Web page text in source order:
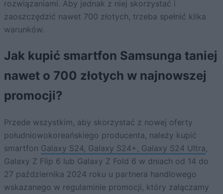
rozwiązaniami. Aby jednak z niej skorzystać i
zaoszczędzić nawet 700 złotych, trzeba spełnić kilka
warunków.
Jak kupić smartfon Samsunga taniej
nawet o 700 złotych w najnowszej
promocji?
Przede wszystkim, aby skorzystać z nowej oferty
południowokoreańskiego producenta, należy kupić
smartfon Galaxy S24, Galaxy S24+, Galaxy S24 Ultra,
Galaxy Z Flip 6 lub Galaxy Z Fold 6 w dniach od 14 do
27 października 2024 roku u partnera handlowego
wskazanego w regulaminie promocji, który załączamy